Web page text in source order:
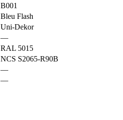
B001
Bleu Flash
Uni-Dekor
—
RAL 5015
NCS S2065-R90B
—
—